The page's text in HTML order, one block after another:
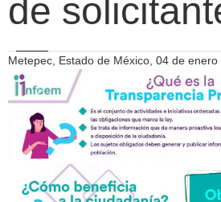
de
Metepec, Estado de México, 04 de enero